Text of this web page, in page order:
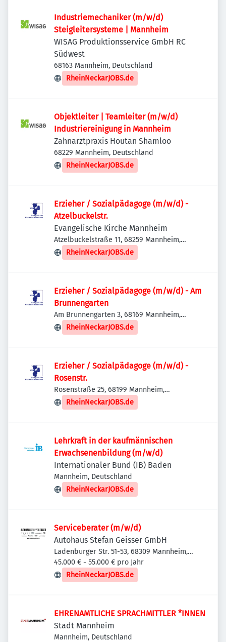
Industriemechaniker (m/w/d)
Steigleitersysteme | Mannheim
WISAG Produktionsservice GmbH RC
Südwest
68163 Mannheim, Deutschland
RheinNeckarJOBS.de
Objektleiter | Teamleiter (m/w/d)
Industriereinigung in Mannheim
Zahnarztpraxis Houtan Shamloo
68229 Mannheim, Deutschland
RheinNeckarJOBS.de
Erzieher / Sozialpädagoge (m/w/d) -
Atzelbuckelstr.
Evangelische Kirche Mannheim
Atzelbuckelstraße 11, 68259 Mannheim,
Deutschland
RheinNeckarJOBS.de
Erzieher / Sozialpädagoge (m/w/d) - Am
Brunnengarten
Am Brunnengarten 3, 68169 Mannheim,
Deutschland
RheinNeckarJOBS.de
Erzieher / Sozialpädagoge (m/w/d) -
Rosenstr.
Rosenstraße 25, 68199 Mannheim,
Deutschland
RheinNeckarJOBS.de
Lehrkraft in der kaufmännischen
Erwachsenenbildung (m/w/d)
Internationaler Bund (IB) Baden
Mannheim, Deutschland
RheinNeckarJOBS.de
Serviceberater (m/w/d)
Autohaus Stefan Geisser GmbH
Ladenburger Str. 51-53, 68309 Mannheim,
Deutschland
45.000 € - 55.000 € pro Jahr
RheinNeckarJOBS.de
EHRENAMTLICHE SPRACHMITTLER *INNEN
Stadt Mannheim
Mannheim, Deutschland